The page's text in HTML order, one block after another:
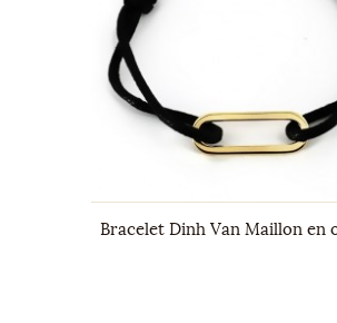
Bracelet Dinh Van Maillon en